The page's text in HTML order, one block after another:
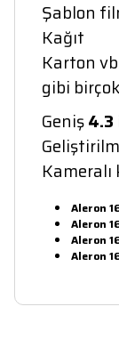
Şablon
Kağıt
Karton
gibi
Geniş4.3
Aleron
Aleron
Aleron
Aleron